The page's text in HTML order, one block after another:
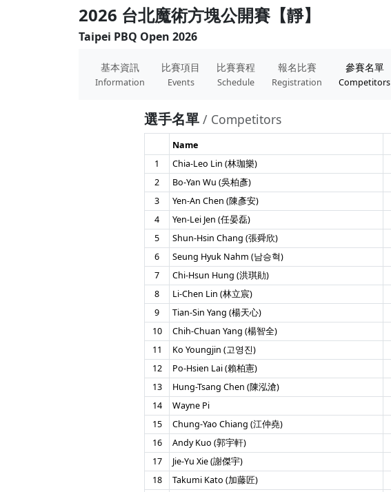
2026 台北魔術方塊公開賽【靜】
Taipei PBQ Open 2026
基本資訊
Information
比賽項目
Events
比賽賽程
Schedule
報名比賽
Registration
參賽名單
Competitors
選手名單 / Competitors
Name
1
Chia-Leo Lin (林珈樂)
2
Bo-Yan Wu (吳柏彥)
3
Yen-An Chen (陳彥安)
4
Yen-Lei Jen (任晏磊)
5
Shun-Hsin Chang (張舜欣)
6
Seung Hyuk Nahm (남승혁)
7
Chi-Hsun Hung (洪琪勛)
8
Li-Chen Lin (林立宸)
9
Tian-Sin Yang (楊天心)
10
Chih-Chuan Yang (楊智全)
11
Ko Youngjin (고영진)
12
Po-Hsien Lai (賴柏憲)
13
Hung-Tsang Chen (陳泓滄)
14
Wayne Pi
15
Chung-Yao Chiang (江仲堯)
16
Andy Kuo (郭宇軒)
17
Jie-Yu Xie (謝傑宇)
18
Takumi Kato (加藤匠)